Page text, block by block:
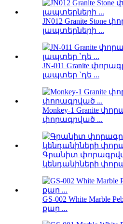
JN012 Granite Stone
լապտերների ...
JN-011 Granite
լապտեր `դե ...
Monkey-1 Granite
փորագրված ...
Գրանիտ
կենդանիների
GS-002 White Marble
քար ...